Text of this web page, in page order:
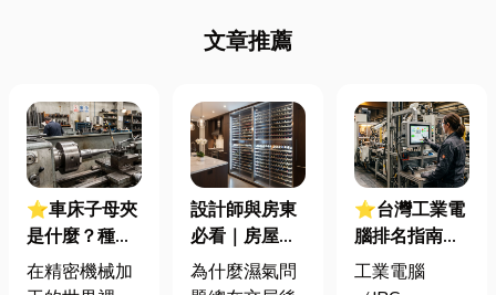
文章推薦
⭐車床子母夾
是什麼？種
類、規格挑選
與台灣採購推
在精密機械加
設計師與房東
必看｜房屋濕
氣重怎麼辦？
全屋除濕機＋
為什麼濕氣問
⭐台灣工業電
腦排名指南：
台灣三大工業
電腦龍頭有哪
工業電腦